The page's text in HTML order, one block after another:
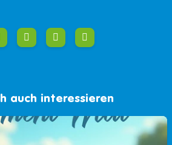
auch interessieren